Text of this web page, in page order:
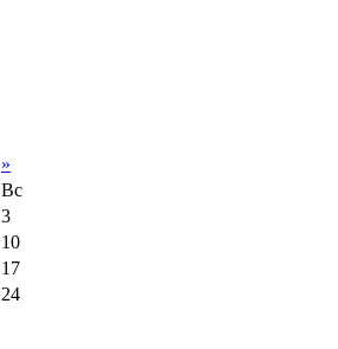
»
Вс
3
10
17
24